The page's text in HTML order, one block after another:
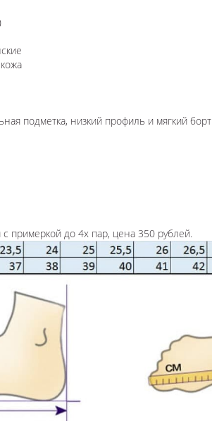
подметка, низкий профиль и мягкий
примеркой до 4х пар, цена 350 рублей.